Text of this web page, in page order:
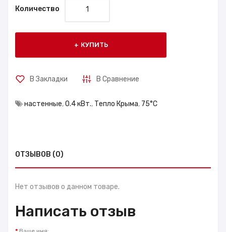
Количество
КУПИТЬ
В Закладки В Сравнение
настенные,0.4 кВт., Тепло Крыма, 75°С
ОТЗЫВОВ (0)
Нет отзывов о данном товаре.
Написать отзыв